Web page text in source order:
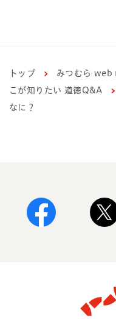
トップ みつむら
こが知りたい 道徳Q&A
なに？